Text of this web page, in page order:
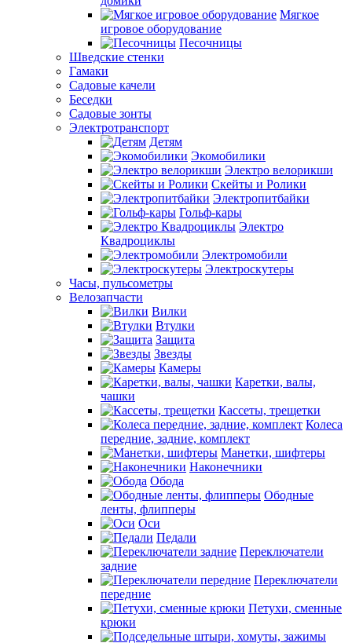
Мягкое
игровое оборудование
Песочницы
Шведские стенки
Гамаки
Садовые качели
Беседки
Садовые зонты
Электротранспорт
Детям
Экомобилики
Электро велорикши
Скейты и Ролики
Электропитбайки
Гольф-кары
Электро
Квадроциклы
Электромобили
Электроскутеры
Часы, пульсометры
Велозапчасти
Вилки
Втулки
Защита
Звезды
Камеры
Каретки, валы,
чашки
Кассеты, трещетки
Колеса
передние, задние, комплект
Манетки, шифтеры
Наконечники
Обода
Ободные
ленты, флипперы
Оси
Педали
Переключатели
задние
Переключатели
передние
Петухи, сменные
крюки